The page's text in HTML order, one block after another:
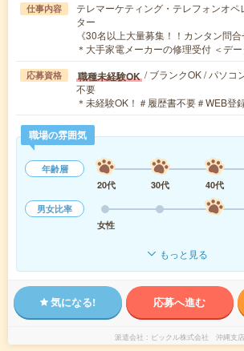
仕事内容
テレマーケティング・テレフォンオ
ター
《30名以上大量募集！！カンタン問
＊大手家電メーカーの修理受付 ＜デ
応募資格 職種未経験OK / ブランクOK / パソコ
不要
＊未経験OK！＃履歴書不要＃WEB登
職場の雰囲気
年齢層
20代
30代 40代
男女比率
女性
もっと見る
気になる! 応募へ進む
派遣会社 ピックル株式会社 沖縄支店